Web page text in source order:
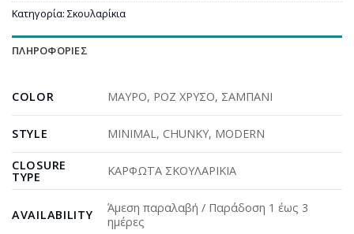
Κατηγορία: Σκουλαρίκια
ΠΛΗΡΟΦΟΡΊΕΣ
COLOR ΜΑΥΡΟ, ΡΟΖ ΧΡΥΣΟ, ΣΑΜΠΑΝΙ
STYLE MINIMAL, CHUNKY, MODERN
CLOSURE
TYPE ΚΑΡΦΩΤΑ ΣΚΟΥΛΑΡΙΚΙΑ
AVAILABILITY
Άμεση παραλαβή / Παράδοση 1 έως 3
ημέρες